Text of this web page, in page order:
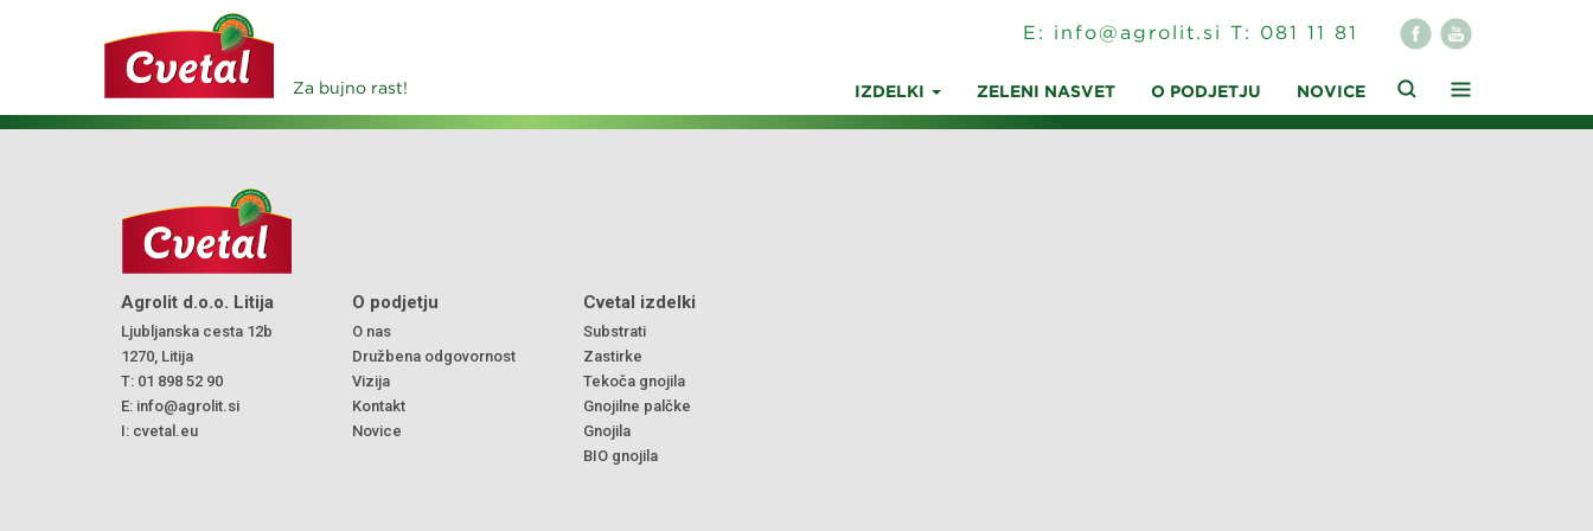
Za bujno rast!
E: info@agrolit.si T: 081 11 81
IZDELKI ZELENI NASVET O PODJETJU NOVICE
Agrolit d.o.o. Litija
Ljubljanska cesta 12b
1270, Litija
T: 01 898 52 90
E: info@agrolit.si
I: cvetal.eu
O podjetju
O nas
Družbena odgovornost
Vizija
Kontakt
Novice
Cvetal izdelki
Substrati
Zastirke
Tekoča gnojila
Gnojilne palčke
Gnojila
BIO gnojila